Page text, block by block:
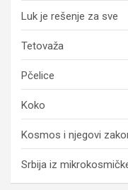
Luk je rešenje za sve
Tetovaža
Pčelice
Koko
Kosmos i njegovi
Srbija iz